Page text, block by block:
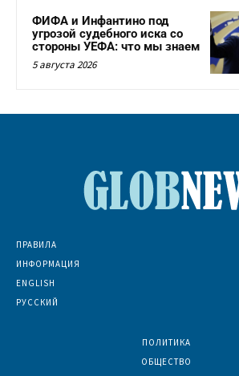
ФИФА и Инфантино под
угрозой судебного иска со
стороны УЕФА: что мы знаем
5 августа 2026
ПРАВИЛА
ИНФОРМАЦИЯ
ENGLISH
РУССКИЙ
ПОЛИТИКА
ОБЩЕСТВО